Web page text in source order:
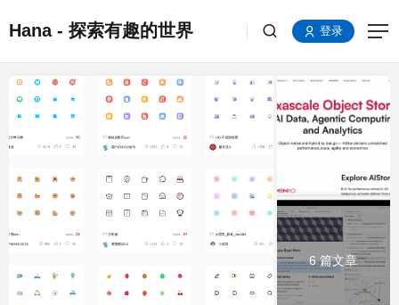
Hana - 探索有趣的世界 登录
6 篇文章